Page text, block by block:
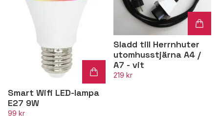
Smart Wifi LED-lampa
E27 9W
99 kr
Sladd till Herrnhuter
utomhusstjärna A4 /
A7 - vit
219 kr